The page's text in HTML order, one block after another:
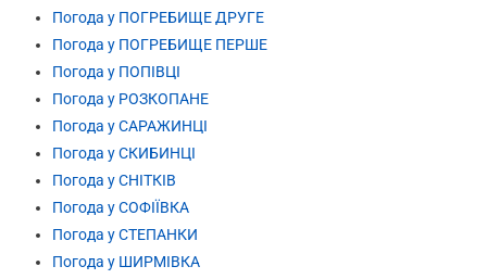
Погода у ПОГРЕБИЩЕ ДРУГЕ
Погода у ПОГРЕБИЩЕ ПЕРШЕ
Погода у ПОПІВЦІ
Погода у РОЗКОПАНЕ
Погода у САРАЖИНЦІ
Погода у СКИБИНЦІ
Погода у СНІТКІВ
Погода у СОФІЇВКА
Погода у СТЕПАНКИ
Погода у ШИРМІВКА